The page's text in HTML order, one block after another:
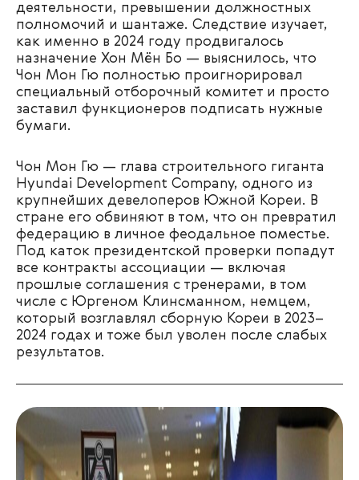
деятельности, превышении должностных
полномочий и шантаже. Следствие изучает,
как именно в 2024 году продвигалось
назначение Хон Мён Бо — выяснилось, что
Чон Мон Гю полностью проигнорировал
специальный отборочный комитет и просто
заставил функционеров подписать нужные
бумаги.
Чон Мон Гю — глава строительного гиганта
Hyundai Development Company, одного из
крупнейших девелоперов Южной Кореи. В
стране его обвиняют в том, что он превратил
федерацию в личное феодальное поместье.
Под каток президентской проверки попадут
все контракты ассоциации — включая
прошлые соглашения с тренерами, в том
числе с Юргеном Клинсманном, немцем,
который возглавлял сборную Кореи в 2023–
2024 годах и тоже был уволен после слабых
результатов.